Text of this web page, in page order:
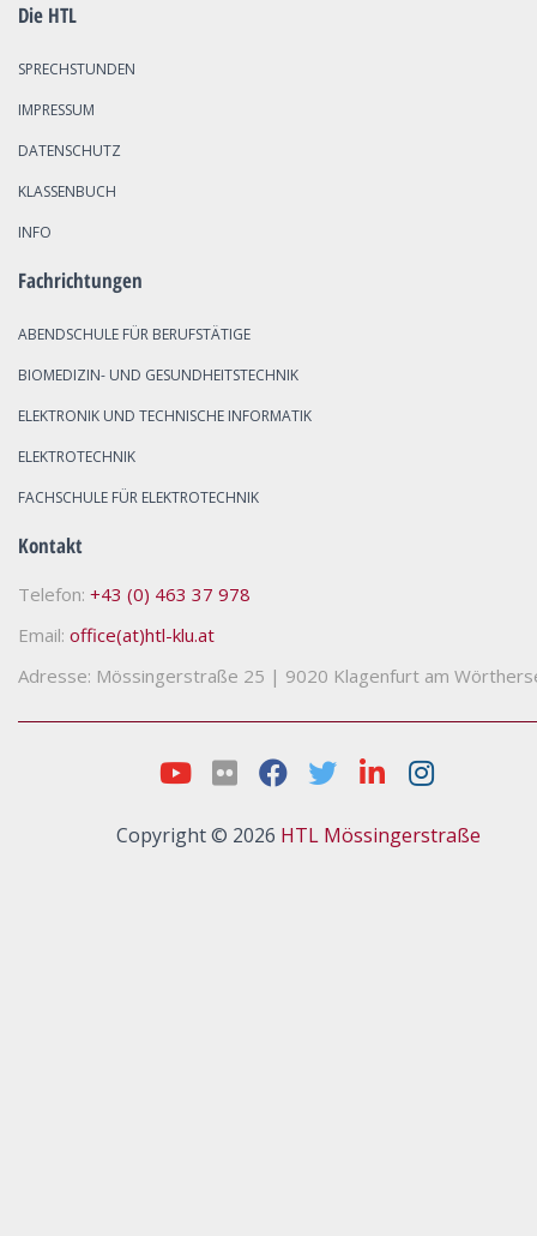
Die HTL
SPRECHSTUNDEN
IMPRESSUM
DATENSCHUTZ
KLASSENBUCH
INFO
Fachrichtungen
ABENDSCHULE FÜR BERUFSTÄTIGE
BIOMEDIZIN- UND GESUNDHEITSTECHNIK
ELEKTRONIK UND TECHNISCHE INFORMATIK
ELEKTROTECHNIK
FACHSCHULE FÜR ELEKTROTECHNIK
Kontakt
Telefon: +43 (0) 463 37 978
Email: office(at)htl-klu.at
Adresse: Mössingerstraße 25 | 9020 Klagenfurt am
Copyright © 2026 HTL Mössingerstraße